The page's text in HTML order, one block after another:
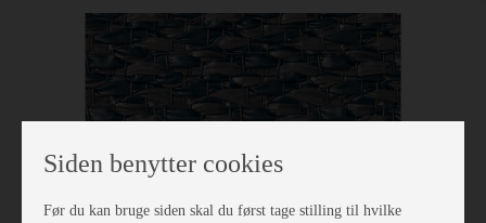
Siden benytter cookies
Før du kan bruge siden skal du først tage stilling til hvilke